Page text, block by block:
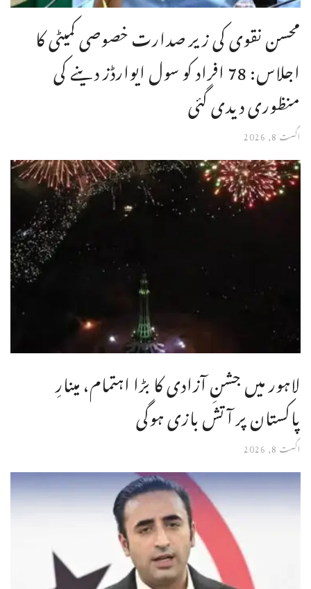
محسن نقوی کی زیر صدارت خصوصی کمیٹی کا
اجلاس: 78 افراد کو سول ایوارڈز دینے کی
منظوری دیدی گئی
اگست 8, 2026
لاہور میں جشنِ آزادی کا بڑا اہتمام، مینارِ
پاکستان پر آتش بازی ہوگی
اگست 8, 2026